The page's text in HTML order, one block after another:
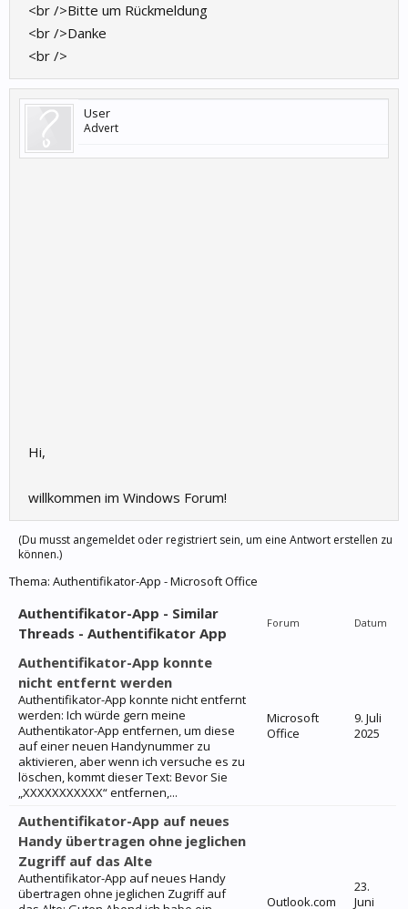
<br />Bitte um Rückmeldung
<br />Danke
<br />
User
Advert
Hi,
willkommen im Windows Forum!
(Du musst angemeldet oder registriert sein, um eine Antwort erstellen zu
können.)
Thema: Authentifikator-App - Microsoft Office
Authentifikator-App - Similar
Threads - Authentifikator App
Forum Datum
Authentifikator-App konnte
nicht entfernt werden
Authentifikator-App konnte nicht entfernt
werden: Ich würde gern meine
Authentikator-App entfernen, um diese
auf einer neuen Handynummer zu
aktivieren, aber wenn ich versuche es zu
löschen, kommt dieser Text: Bevor Sie
„XXXXXXXXXXX“ entfernen,...
Microsoft
Office
9. Juli
2025
Authentifikator-App auf neues
Handy übertragen ohne jeglichen
Zugriff auf das Alte
Authentifikator-App auf neues Handy
übertragen ohne jeglichen Zugriff auf
Outlook.com
23.
Juni